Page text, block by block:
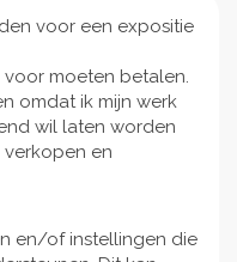
voor een expositie
voor moeten betalen.
omdat ik mijn werk
wil laten worden
en
en/of instellingen die